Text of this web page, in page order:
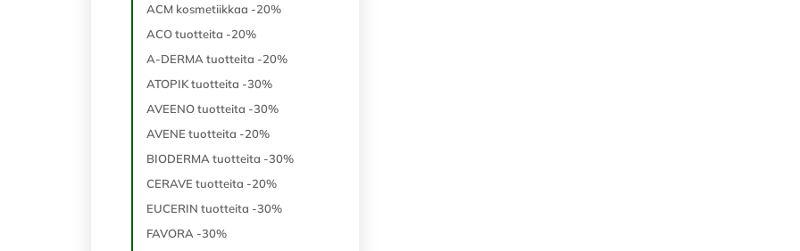
ACM kosmetiikkaa -20%
ACO tuotteita -20%
A-DERMA tuotteita -20%
ATOPIK tuotteita -30%
AVEENO tuotteita -30%
AVENE tuotteita -20%
BIODERMA tuotteita -30%
CERAVE tuotteita -20%
EUCERIN tuotteita -30%
FAVORA -30%